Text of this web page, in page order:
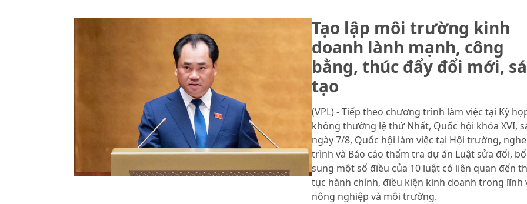
Tạo lập môi trường kinh
doanh lành mạnh, công
bằng, thúc đẩy đổi mới,
tạo
(VPL) - Tiếp theo chương trình làm việc tại Kỳ
không thường lệ thứ Nhất, Quốc hội khóa XVI,
ngày 7/8, Quốc hội làm việc tại Hội trường, nghe
trình và Báo cáo thẩm tra dự án Luật sửa đổi, bổ
sung một số điều của 10 luật có liên quan đến
tục hành chính, điều kiện kinh doanh trong lĩnh
nông nghiệp và môi trường.